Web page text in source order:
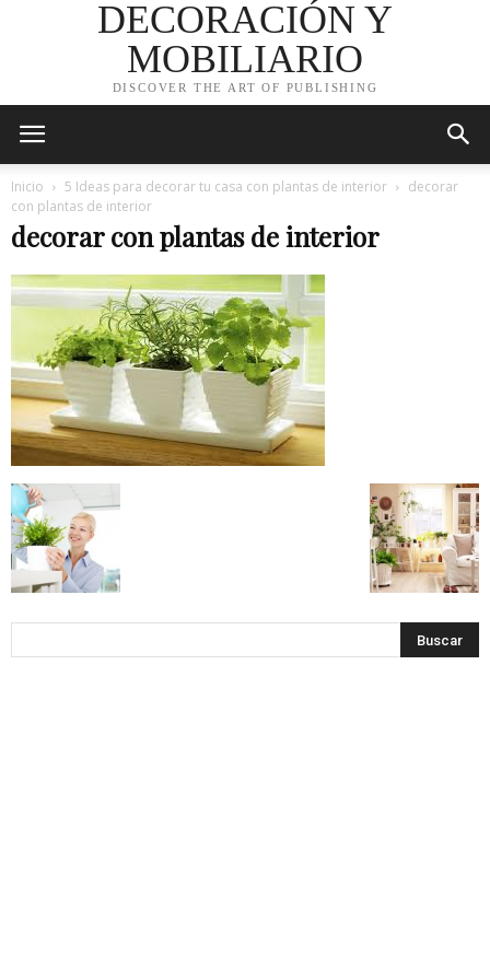
DECORACIÓN Y
MOBILIARIO
DISCOVER THE ART OF PUBLISHING
Inicio 5 Ideas para decorar tu casa con plantas de interior
decorar
con plantas de interior
decorar con plantas de interior